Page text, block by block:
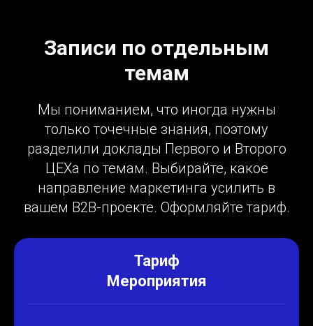
Записи по отдельным
темам
Мы пониманием, что иногда нужны
только точечные знания, поэтому
разделили доклады Первого и Второго
ЦЕХа по темам. Выбирайте, какое
направление маркетинга усилить в
вашем В2В-проекте. Оформляйте тариф.
Тариф
Мероприятия